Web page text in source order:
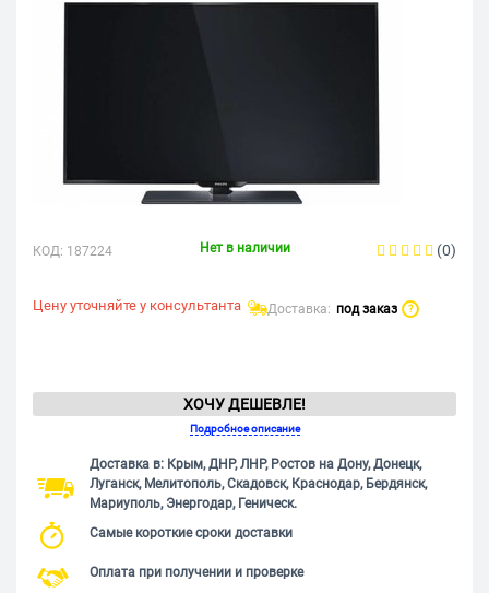
КОД: 187224 Нет в наличии (0)
Цену уточняйте у консультанта Доставка: под заказ ?
ХОЧУ ДЕШЕВЛЕ!
Подробное описание
Доставка в: Крым, ДНР, ЛНР, Ростов на Дону, Донецк,
Луганск, Мелитополь, Скадовск, Краснодар, Бердянск,
Мариуполь, Энергодар, Геническ.
Самые короткие сроки доставки
Оплата при получении и проверке